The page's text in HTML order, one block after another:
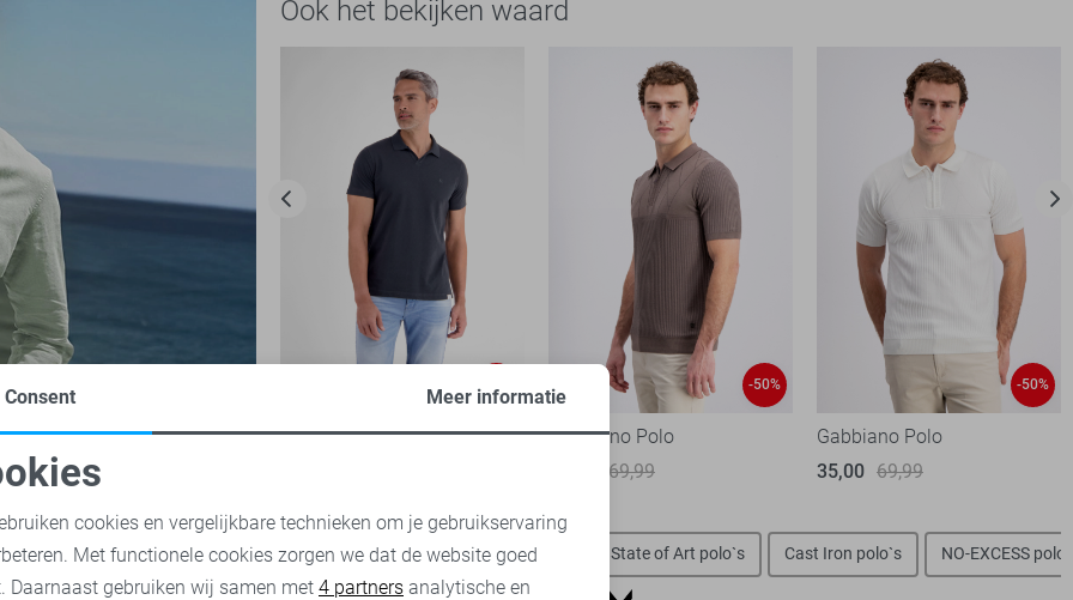
Ook het bekijken waard
Lerros Polo
-50%
Gabbiano Polo
69,99
-50%
Gabbiano Polo
35,00 69,99
truien Lerros broeken Lerros korte broeken Only & Sons polo`s State of Art polo`s Cast Iron polo`s NO-EXCESS
cookies
cookies Marketing cookies
Consent Meer informatie
cookies en vergelijkbare technieken om je gebruikservaring
Met functionele cookies zorgen we dat de website goed
Daarnaast gebruiken wij samen met 4 partners analytische en